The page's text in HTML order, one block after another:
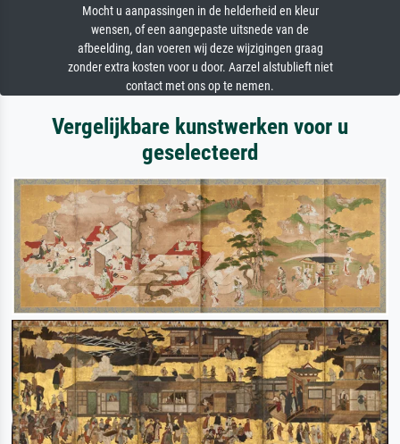
Mocht u aanpassingen in de helderheid en kleur
wensen, of een aangepaste uitsnede van de
afbeelding, dan voeren wij deze wijzigingen graag
zonder extra kosten voor u door. Aarzel alstublieft niet
contact met ons op te nemen.
Vergelijkbare kunstwerken voor u
geselecteerd